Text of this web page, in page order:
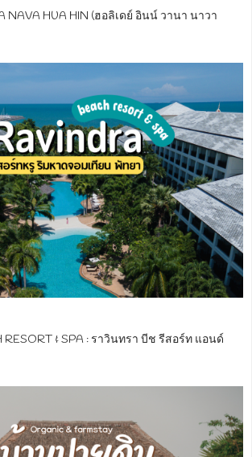
NAVA HUA HIN (ฮอลิเดย์ อินน์ วานา นาวา
RESORT & SPA : ราวินทรา บีช รีสอร์ท แอนด์